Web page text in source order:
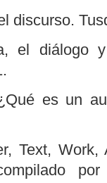
discurso.
el diálogo
es un
Text,